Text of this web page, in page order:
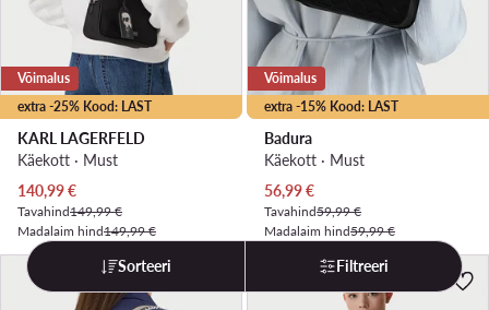
extra -25% Kood: LAST
Võimalus
KARL LAGERFELD
Käekott · Must
Praegune hind
140,99€
Tavahind149,99 €
Madalaim hind149,99 €
extra -15% Kood: LAST
Võimalus
Badura
Käekott · Must
Praegune hind
56,99€
Tavahind59,99 €
Madalaim hind59,99 €
Sorteeri Filtreeri